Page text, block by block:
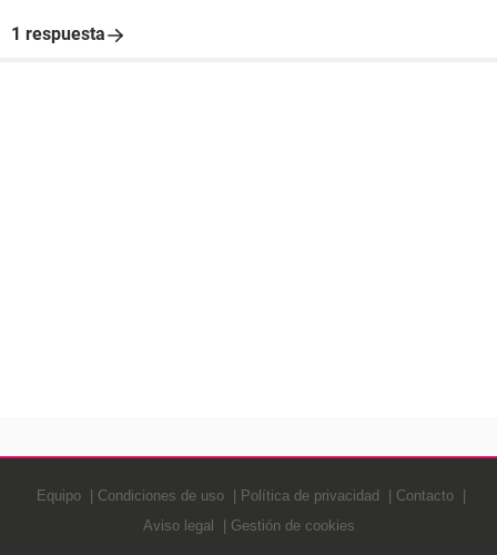
1 respuesta
Equipo Condiciones de uso Política de privacidad
Contacto
Aviso legal
Gestión de cookies